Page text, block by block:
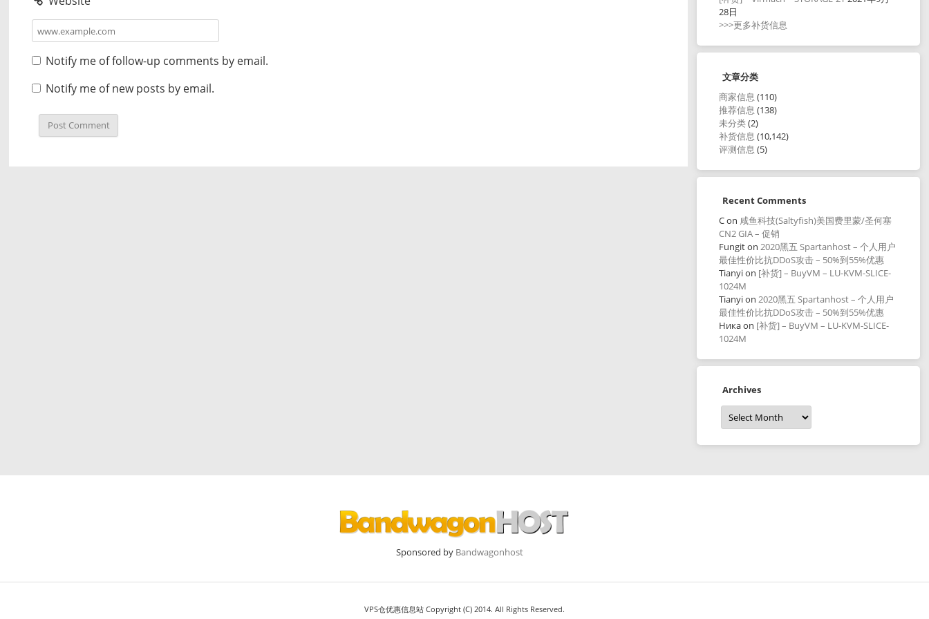
Notify me of follow-up comments by email.
Notify me of new posts by email.
28日
>>>更多补货信息
文章分类
商家信息 (110)
推荐信息 (138)
未分类(2)
补货信息 (10,142)
评测信息 (5)
Recent Comments
Con 咸鱼科技(Saltyfish)美国费里蒙/圣何塞
CN2 GIA – 促销
Fungiton2020黑五 Spartanhost – 个人用户
最佳性价比抗DDoS攻击 – 50%到55%优惠
Tianyion [补货] – BuyVM – LU-KVM-SLICE-
1024M
Tianyion2020黑五 Spartanhost – 个人用户
最佳性价比抗DDoS攻击 – 50%到55%优惠
Никаon [补货] – BuyVM – LU-KVM-SLICE-
1024M
Archives
Archives
Sponsored by Bandwagonhost
VPS仓优惠信息站 Copyright (C) 2014. All Rights Reserved.